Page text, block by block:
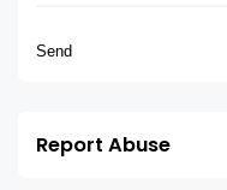
Report Abuse